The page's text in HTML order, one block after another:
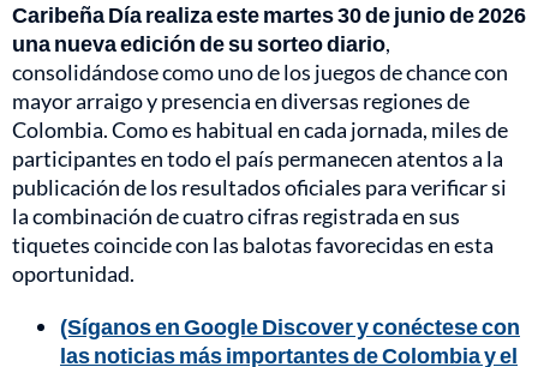
Caribeña Día realiza este martes 30 de junio de 2026
una nueva edición de su sorteo diario,
consolidándose como uno de los juegos de chance con
mayor arraigo y presencia en diversas regiones de
Colombia. Como es habitual en cada jornada, miles de
participantes en todo el país permanecen atentos a la
publicación de los resultados oficiales para verificar si
la combinación de cuatro cifras registrada en sus
tiquetes coincide con las balotas favorecidas en esta
oportunidad.
(Síganos en Google Discover y conéctese con
las noticias más importantes de Colombia y el